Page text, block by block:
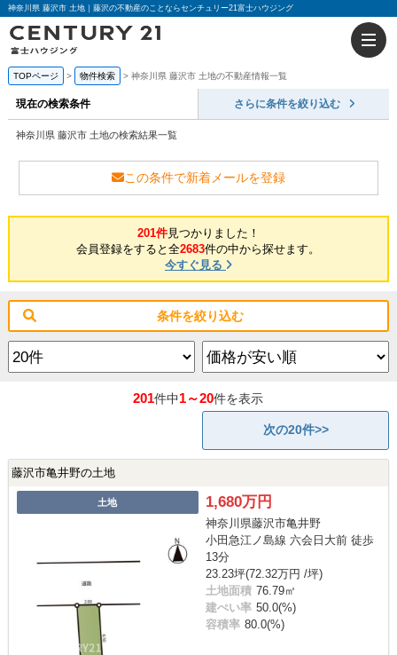
神奈川県 藤沢市 土地｜藤沢の不動産のことならセンチュリー21富士ハウジング
TOPページ 物件検索 神奈川県 藤沢市 土地の不動産情報一覧
現在の検索条件 さらに条件を絞り込む
神奈川県 藤沢市 土地の検索結果一覧
この条件で新着メールを登録
201件見つかりました！
会員登録をすると全2683件の中から探せます。
今すぐ見る
条件を絞り込む
201件中1～20件を表示
次の20件>>
藤沢市亀井野の土地
土地 1,680万円
神奈川県藤沢市亀井野
小田急江ノ島線 六会日大前 徒歩
13分
23.23坪(72.32万円 /坪)
土地面積 76.79㎡
建ぺい率 50.0(%)
容積率 80.0(%)